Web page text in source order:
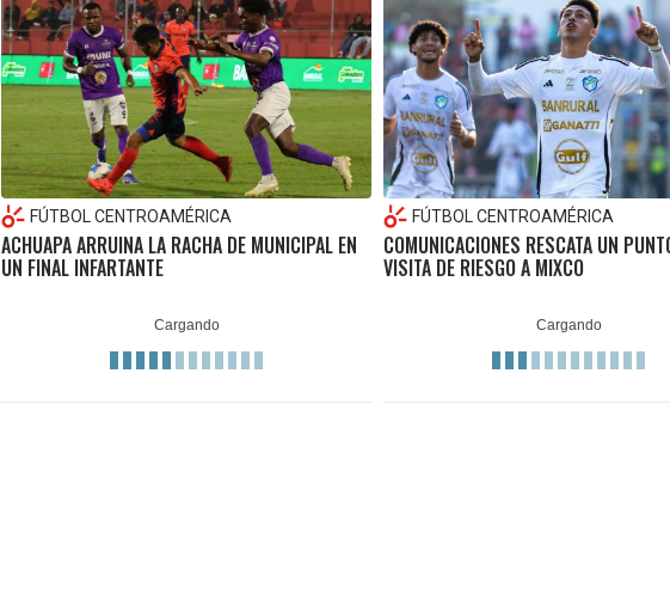
FÚTBOL CENTROAMÉRICA
ACHUAPA ARRUINA LA RACHA DE MUNICIPAL EN
UN FINAL INFARTANTE
FÚTBOL CENTROAMÉRICA
COMUNICACIONES RESCATA UN
VISITA DE RIESGO A MIXCO